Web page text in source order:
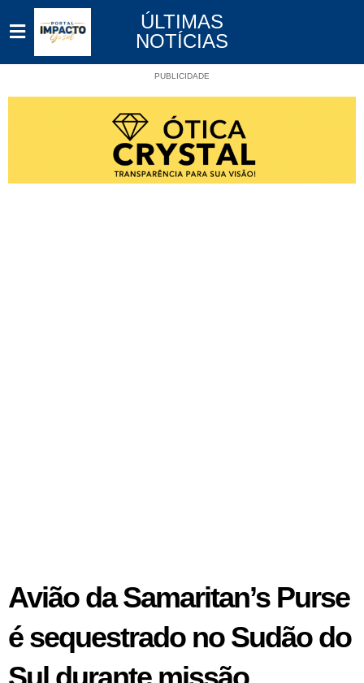
ÚLTIMAS
NOTÍCIAS
PUBLICIDADE
Avião da Samaritan’s Purse
é sequestrado no Sudão do